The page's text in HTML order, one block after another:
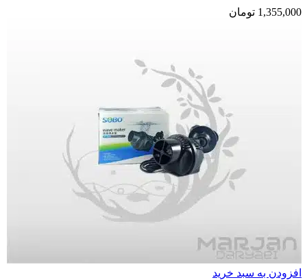
1,355,000 تومان
افزودن به سبد خرید